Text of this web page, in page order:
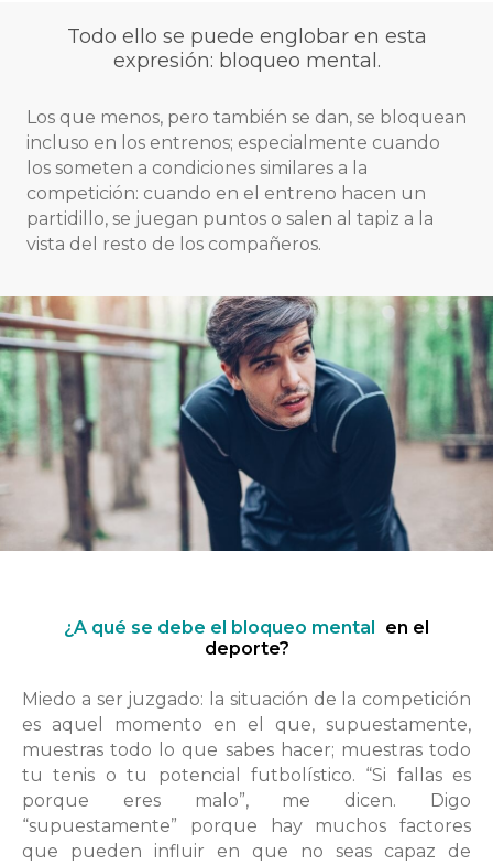
Todo ello se puede englobar en esta
expresión: bloqueo mental.
Los que menos, pero también se dan, se bloquean
incluso en los entrenos; especialmente cuando
los someten a condiciones similares a la
competición: cuando en el entreno hacen un
partidillo, se juegan puntos o salen al tapiz a la
vista del resto de los compañeros.
¿A qué se debe el bloqueo mental
en el
deporte?
Miedo a ser juzgado: la situación de la competición
es aquel momento en el que, supuestamente,
muestras todo lo que sabes hacer; muestras todo
tu tenis o tu potencial futbolístico. “Si fallas es
porque eres malo”, me dicen. Digo
“supuestamente” porque hay muchos factores
que pueden influir en que no seas capaz de